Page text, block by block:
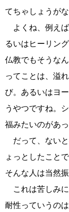
てちゃしょうがな
よくね、例えば
るいはヒーリン
仏教でもそうな
ってことは、溢
び。あるいはヨ
うやつですね。
福みたいのがあ
だって、ないと
ょっとしたこと
そんな人は当然
これは苦しみ
耐性っていうの